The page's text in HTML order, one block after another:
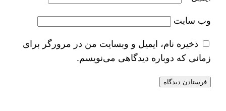
وب‌ سایت
ذخیره نام، ایمیل و وبسایت من در مرورگر برای
زمانی که دوباره دیدگاهی می‌نویسم.